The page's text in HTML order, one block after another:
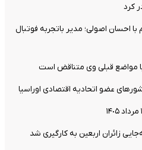
کرد
احسان اصولی؛ مدیر باتجربه فوتبال
با مواضع قبلی وی متناقض است
عضو اتحادیه اقتصادی اوراسیا